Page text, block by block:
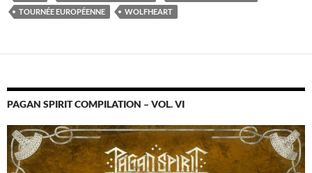
TOURNÉE EUROPÉENNE
WOLFHEART
PAGAN SPIRIT COMPILATION – VOL. VI